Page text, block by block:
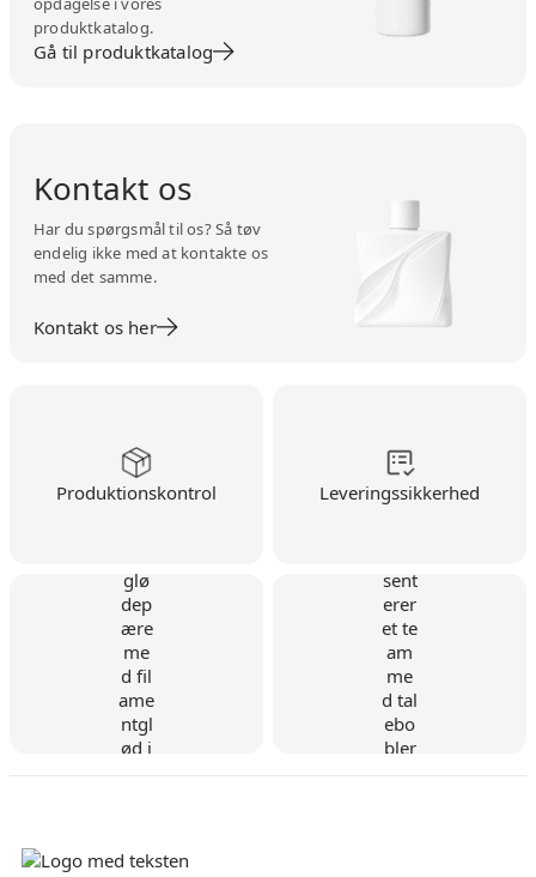
produktkatalog.
Gå til produktkatalog
Kontakt os
Har du spørgsmål til os? Så tøv
endelig ikke med at kontakte os
med det samme.
Kontakt os her
Produktionskontrol Leveringssikkerhed